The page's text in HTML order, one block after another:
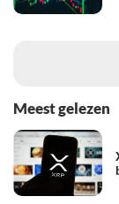
Meest gelezen